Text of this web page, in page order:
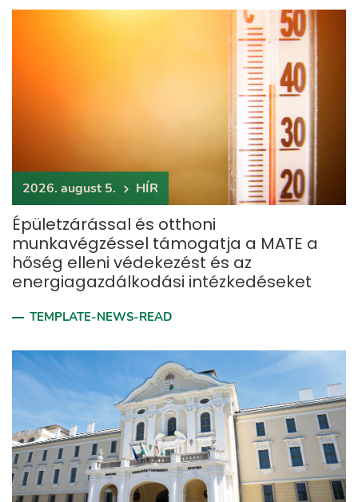
2026. august 5. HÍR
Épületzárással és otthoni
munkavégzéssel támogatja a MATE a
hőség elleni védekezést és az
energiagazdálkodási intézkedéseket
TEMPLATE-NEWS-READ